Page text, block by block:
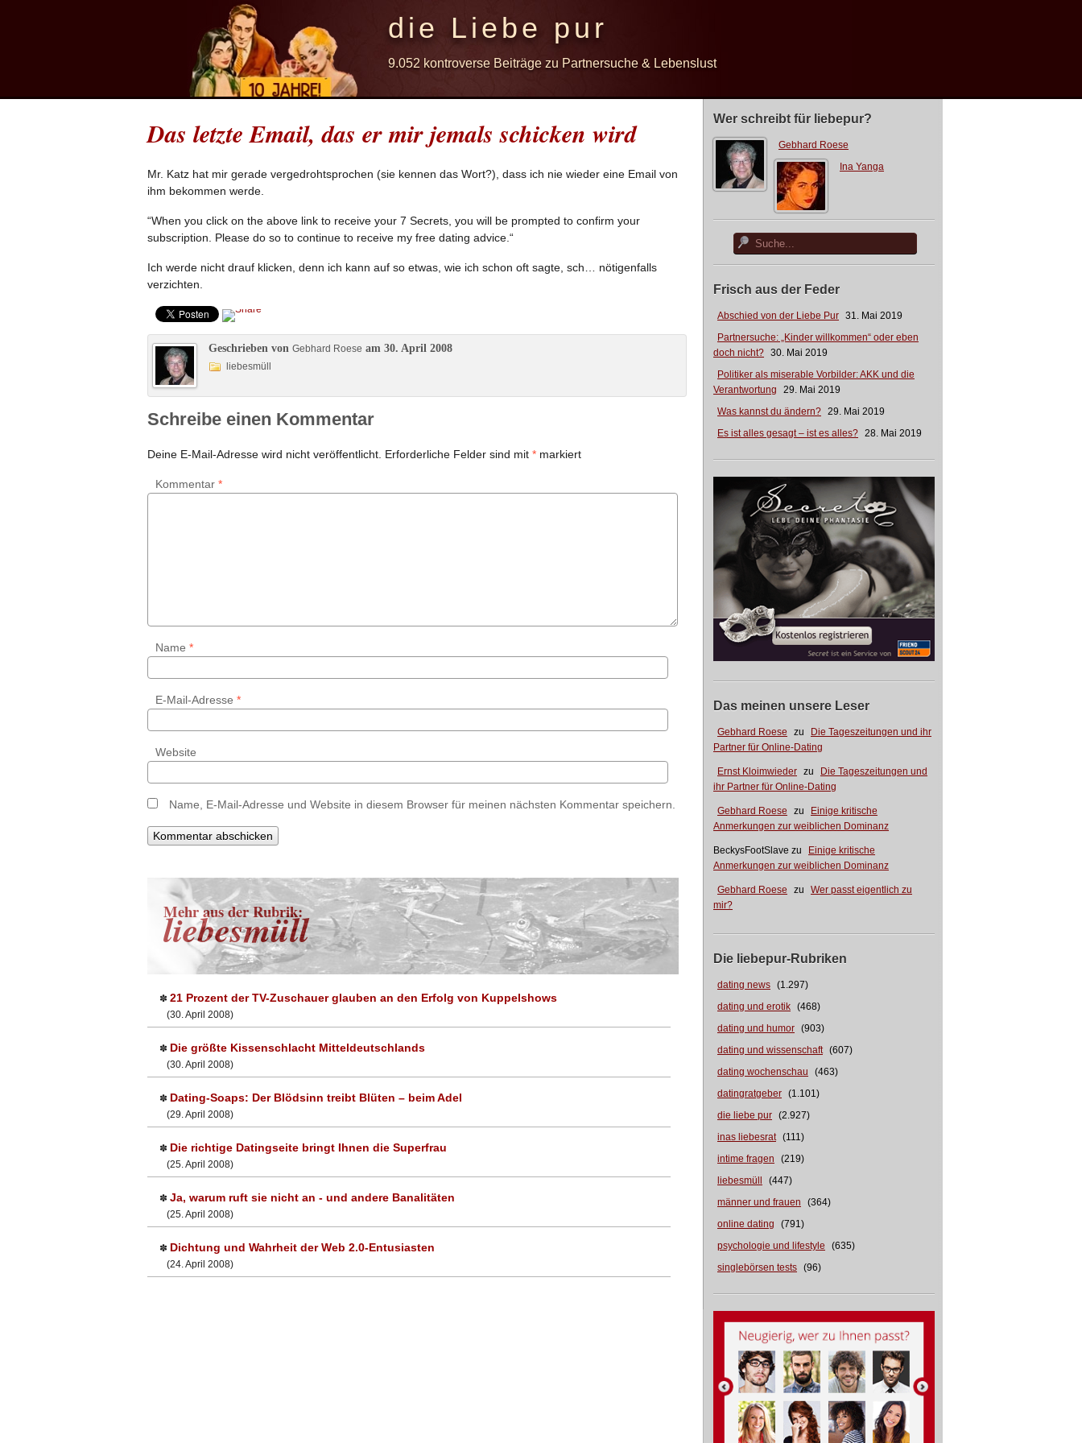
die Liebe pur
9.052 kontroverse Beiträge zu Partnersuche & Lebenslust
Wer schreibt für liebepur?
Gebhard Roese
Ina Yanga
Frisch aus der Feder
Abschied von der Liebe Pur 31. Mai 2019
Partnersuche: „Kinder willkommen“ oder eben
doch nicht? 30. Mai 2019
Politiker als miserable Vorbilder: AKK und die
Verantwortung
29. Mai 2019
Was kannst du ändern? 29. Mai 2019
Es ist alles gesagt – ist es alles? 28. Mai 2019
Das meinen unsere Leser
Gebhard Roese zu
Die Tageszeitungen und ihr
Partner für Online-Dating
Ernst Kloimwieder zu
Die Tageszeitungen und
ihr Partner für Online-Dating
Gebhard Roese zu
Einige kritische
Anmerkungen zur weiblichen Dominanz
BeckysFootSlave zu
Einige kritische
Anmerkungen zur weiblichen Dominanz
Gebhard Roese zu
Wer passt eigentlich zu
mir?
Die liebepur-Rubriken
dating news (1.297)
dating und erotik (468)
dating und humor (903)
dating und wissenschaft (607)
dating wochenschau
(463)
datingratgeber (1.101)
die liebe pur (2.927)
inas liebesrat (111)
intime fragen
(219)
liebesmüll
(447)
männer und frauen
(364)
online dating
(791)
psychologie und lifestyle
(635)
singlebörsen tests (96)
Das letzte Email, das er mir jemals schicken wird
Mr. Katz hat mir gerade vergedrohtsprochen (sie kennen das Wort?), dass ich nie wieder eine Email von
ihm bekommen werde.
“When you click on the above link to receive your 7 Secrets, you will be prompted to confirm your
subscription. Please do so to continue to receive my free dating advice.“
Ich werde nicht drauf klicken, denn ich kann auf so etwas, wie ich schon oft sagte, sch… nötigenfalls
verzichten.
Geschrieben von Gebhard Roese am 30. April 2008
liebesmüll
Schreibe einen Kommentar
Deine E-Mail-Adresse wird nicht veröffentlicht. Erforderliche Felder sind mit * markiert
Kommentar *
Name *
E-Mail-Adresse *
Website
Name, E-Mail-Adresse und Website in diesem Browser für meinen nächsten Kommentar speichern.
Mehr aus der Rubrik:
liebesmüll
✽ 21 Prozent der TV-Zuschauer glauben an den Erfolg von Kuppelshows
(30. April 2008)
✽ Die größte Kissenschlacht Mitteldeutschlands
(30. April 2008)
✽ Dating-Soaps: Der Blödsinn treibt Blüten – beim Adel
(29. April 2008)
✽ Die richtige Datingseite bringt Ihnen die Superfrau
(25. April 2008)
✽ Ja, warum ruft sie nicht an - und andere Banalitäten
(25. April 2008)
✽ Dichtung und Wahrheit der Web 2.0-Entusiasten
(24. April 2008)